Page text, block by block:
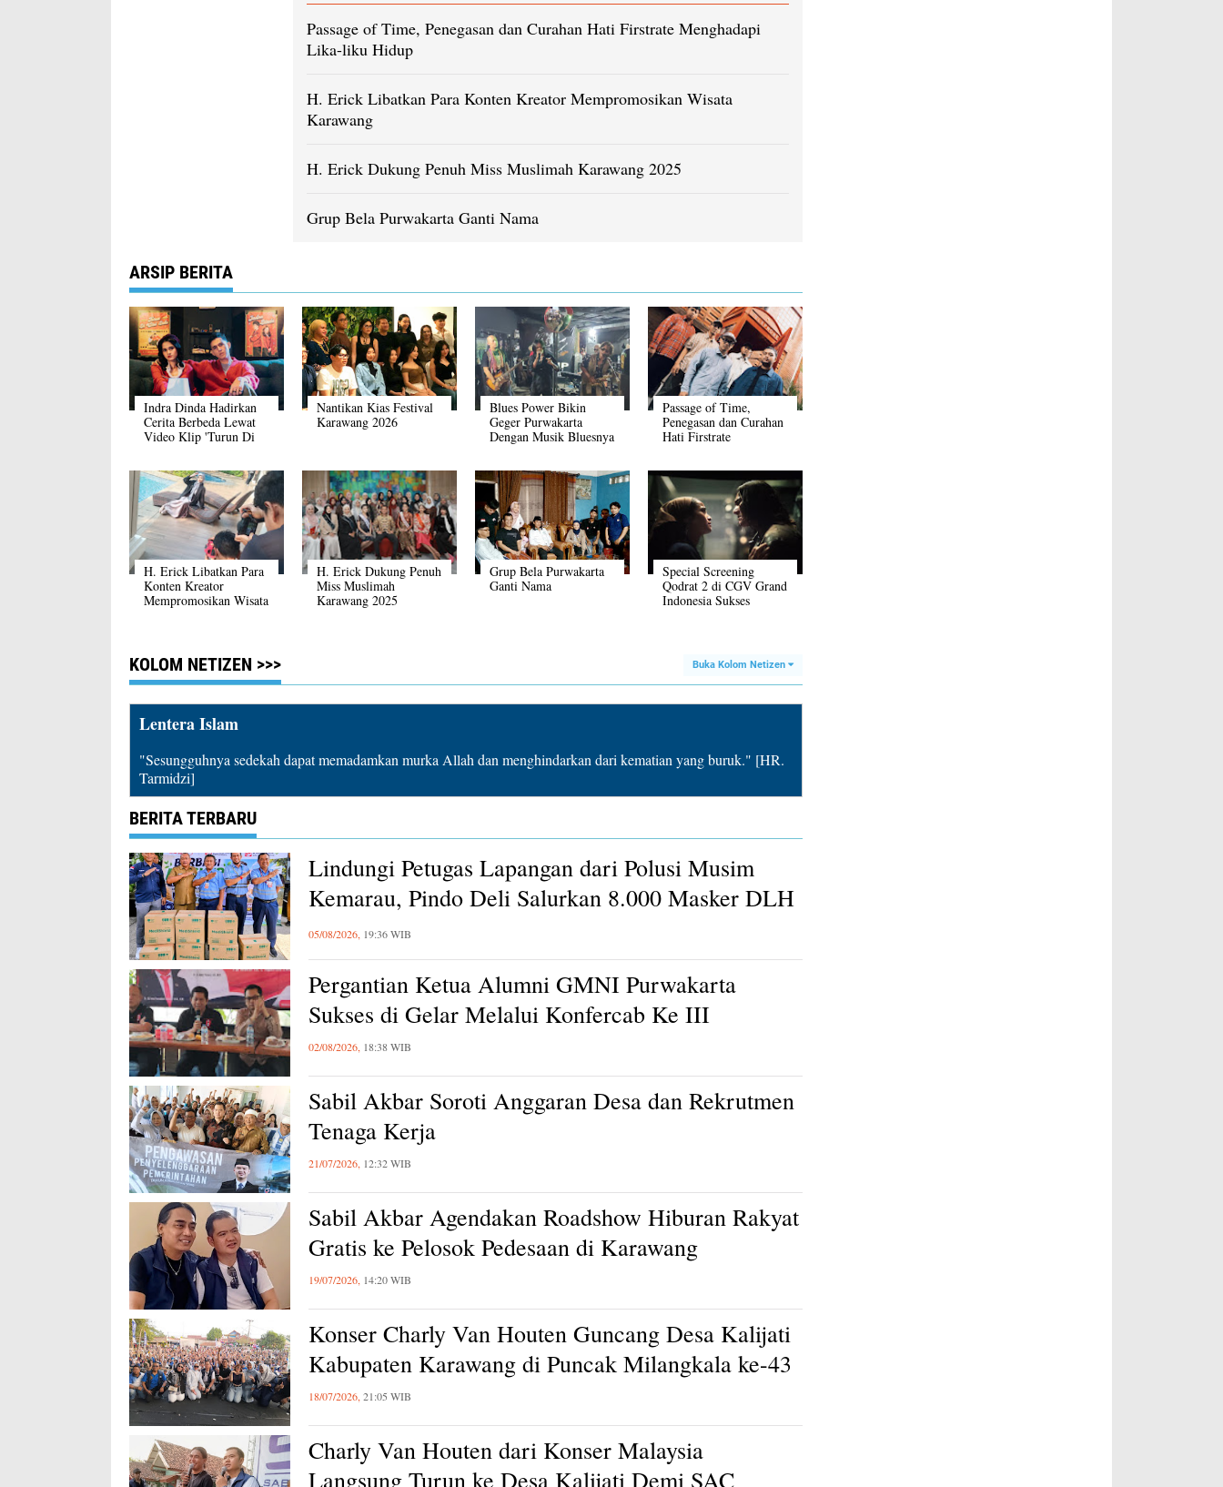
Passage of Time, Penegasan dan Curahan Hati Firstrate Menghadapi
Lika-liku Hidup
H. Erick Libatkan Para Konten Kreator Mempromosikan Wisata
Karawang
H. Erick Dukung Penuh Miss Muslimah Karawang 2025
Grup Bela Purwakarta Ganti Nama
ARSIP BERITA
Indra Dinda Hadirkan
Cerita Berbeda Lewat
Video Klip 'Turun Di
Nantikan Kias Festival
Karawang 2026
Blues Power Bikin
Geger Purwakarta
Dengan Musik Bluesnya
Passage of Time,
Penegasan dan Curahan
Hati Firstrate
H. Erick Libatkan Para
Konten Kreator
Mempromosikan Wisata
H. Erick Dukung Penuh
Miss Muslimah
Karawang 2025
Grup Bela Purwakarta
Ganti Nama
Special Screening
Qodrat 2 di CGV Grand
Indonesia Sukses
KOLOM NETIZEN >>> Buka Kolom Netizen
Lentera Islam
"Sesungguhnya sedekah dapat memadamkan murka Allah dan menghindarkan dari kematian yang buruk." [HR.
Tarmidzi]
BERITA TERBARU
Lindungi Petugas Lapangan dari Polusi Musim
Kemarau, Pindo Deli Salurkan 8.000 Masker DLH
Karawang
05/08/2026, 19:36 WIB
Pergantian Ketua Alumni GMNI Purwakarta
Sukses di Gelar Melalui Konfercab Ke III
02/08/2026, 18:38 WIB
Sabil Akbar Soroti Anggaran Desa dan Rekrutmen
Tenaga Kerja
21/07/2026, 12:32 WIB
Sabil Akbar Agendakan Roadshow Hiburan Rakyat
Gratis ke Pelosok Pedesaan di Karawang
19/07/2026, 14:20 WIB
Konser Charly Van Houten Guncang Desa Kalijati
Kabupaten Karawang di Puncak Milangkala ke-43
18/07/2026, 21:05 WIB
Charly Van Houten dari Konser Malaysia
Langsung Turun ke Desa Kalijati Demi SAC